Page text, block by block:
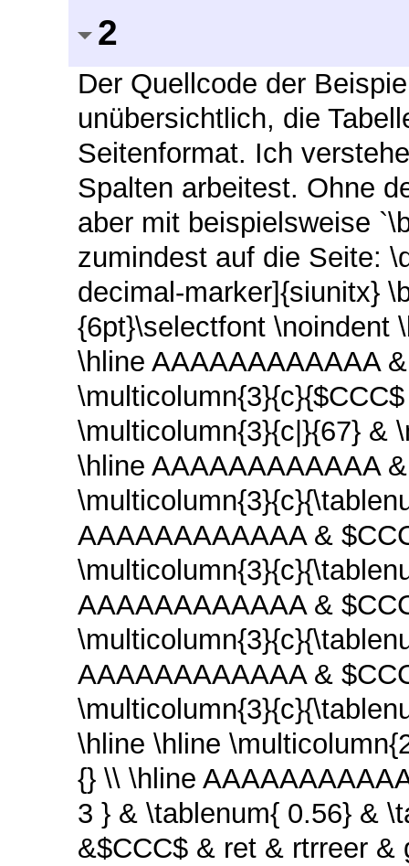
2
Der Quellcode der
unübersichtlich, die
Seitenformat. Ich
Spalten arbeitest. Ohne
aber mit beispielsweise
zumindest auf die Seite:
decimal-marker]{siunitx}
{6pt}\selectfont \noindent
\hline AAAAAAAAAAAA
\multicolumn{3}{c|}{67} &
\hline AAAAAAAAAAAA
AAAAAAAAAAAA &
AAAAAAAAAAAA &
AAAAAAAAAAAA &
\hline \hline
{} \\ \hline
3 } & \tablenum{ 0.56} &
&$CCC$ & ret & rtrreer